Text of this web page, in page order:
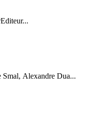
Smal, Alexandre Dua...